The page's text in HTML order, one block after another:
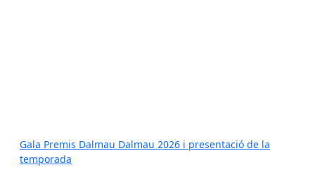
Gala Premis Dalmau Dalmau 2026 i presentació de la
temporada